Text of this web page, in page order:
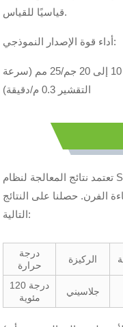
قياسيًا للقياس.
أداء قوة الإصدار النموذجي:
شريط تيسا 7475 (23 درجة مئوية): 10 إلى 20 جم/25 مم (سرعة
التقشير 0.3 م/دقيقة)
تعتمد نتائج المعالجة لنظام Siemtcoat بشكل أساسي على التركيبة
الفرن. حصلنا على النتائج
التالية:
درجة
حرارة
الركيزة
120 درجة
مئوية
جلاسيني